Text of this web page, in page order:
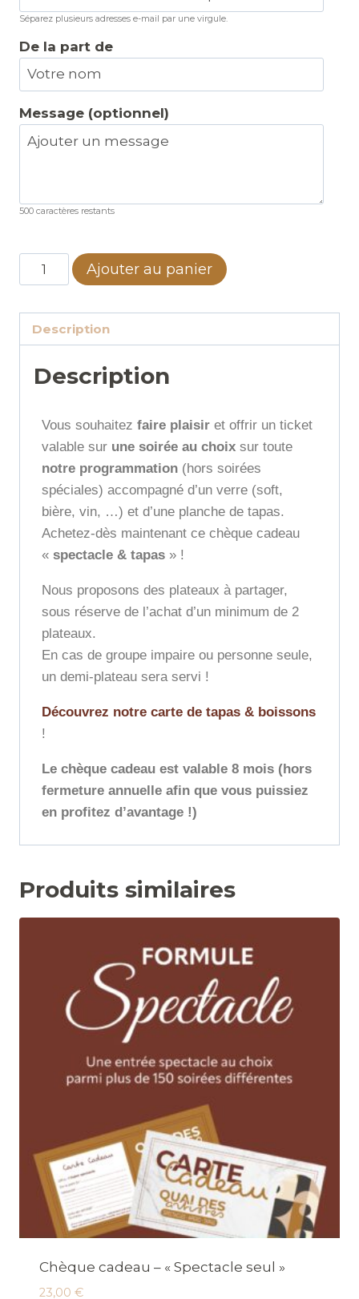
Séparez plusieurs adresses e-mail par une virgule.
De la part de
Message (optionnel)
500 caractères restants
Ajouter au panier
Description
Description
Vous souhaitez faire plaisir et offrir un ticket
valable sur une soirée au choix sur toute
notre programmation (hors soirées
spéciales) accompagné d’un verre (soft,
bière, vin, …) et d’une planche de tapas.
Achetez-dès maintenant ce chèque cadeau
« spectacle & tapas » !
Nous proposons des plateaux à partager,
sous réserve de l’achat d’un minimum de 2
plateaux.
En cas de groupe impaire ou personne seule,
un demi-plateau sera servi !
Découvrez notre carte de tapas & boissons
!
Le chèque cadeau est valable 8 mois (hors
fermeture annuelle afin que vous puissiez
en profitez d’avantage !)
Produits similaires
Chèque cadeau – « Spectacle seul »
23,00 €